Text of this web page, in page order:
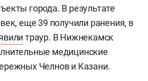
города. В результате
еще 39 получили ранения, в
траур. В Нижнекамск
медицинские
Челнов и Казани.